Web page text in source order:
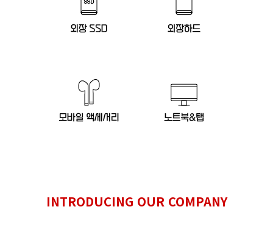
INTRODUCING OUR COMPANY